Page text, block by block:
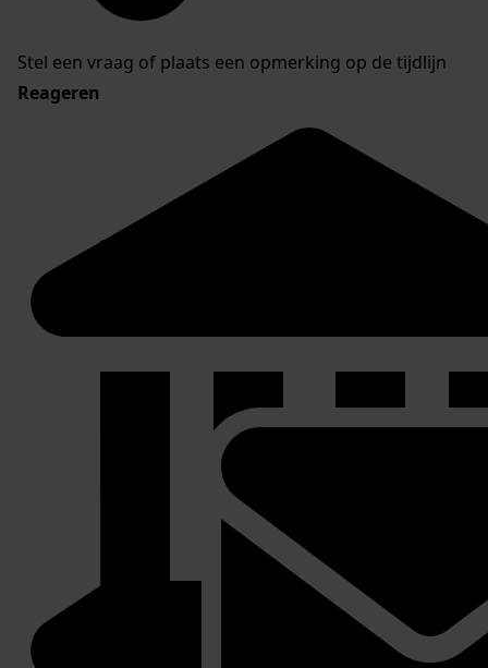
Stel een vraag of plaats een opmerking op de tijdlijn
Reageren